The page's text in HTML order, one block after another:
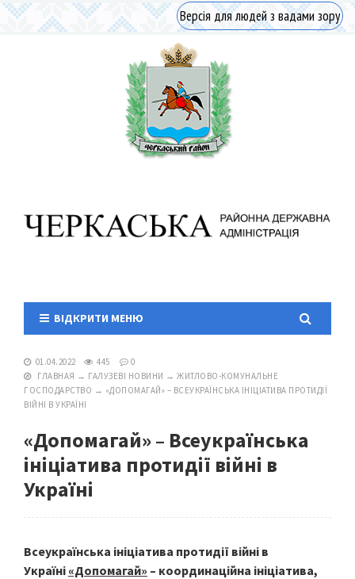
Версія для людей з вадами зору
ВІДКРИТИ МЕНЮ
01.04.2022 445
0
ГЛАВНАЯ → ГАЛУЗЕВІ НОВИНИ → ЖИТЛОВО-КОМУНАЛЬНЕ
ГОСПОДАРСТВО → «ДОПОМАГАЙ» – ВСЕУКРАЇНСЬКА ІНІЦІАТИВА ПРОТИДІЇ
ВІЙНІ В УКРАЇНІ
«Допомагай» – Всеукраїнська
ініціатива протидії війні в
Україні
Всеукраїнська ініціатива протидії війні в
Україні «Допомагай» – координаційна ініціатива,